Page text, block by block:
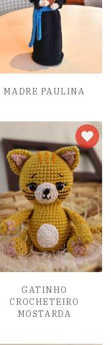
MADRE PAULINA
GATINHO
CROCHETEIRO
MOSTARDA